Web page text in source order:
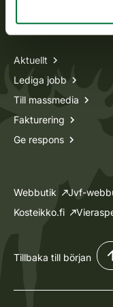
Information
Aktuellt
Lediga jobb
Till massmedia
Fakturering
Ge respons
Webbutik Jvf-
Kosteikko.fi
Tillbaka till början